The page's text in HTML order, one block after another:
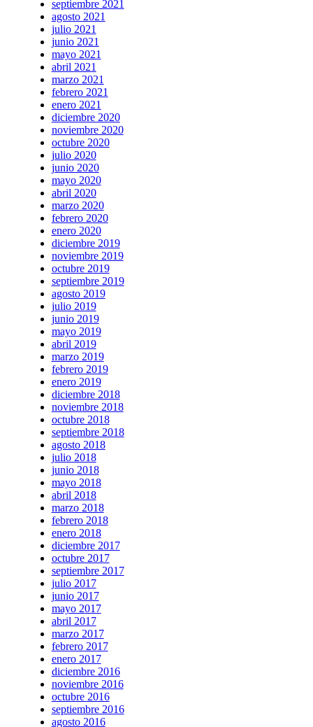
septiembre 2021
agosto 2021
julio 2021
junio 2021
mayo 2021
abril 2021
marzo 2021
febrero 2021
enero 2021
diciembre 2020
noviembre 2020
octubre 2020
julio 2020
junio 2020
mayo 2020
abril 2020
marzo 2020
febrero 2020
enero 2020
diciembre 2019
noviembre 2019
octubre 2019
septiembre 2019
agosto 2019
julio 2019
junio 2019
mayo 2019
abril 2019
marzo 2019
febrero 2019
enero 2019
diciembre 2018
noviembre 2018
octubre 2018
septiembre 2018
agosto 2018
julio 2018
junio 2018
mayo 2018
abril 2018
marzo 2018
febrero 2018
enero 2018
diciembre 2017
octubre 2017
septiembre 2017
julio 2017
junio 2017
mayo 2017
abril 2017
marzo 2017
febrero 2017
enero 2017
diciembre 2016
noviembre 2016
octubre 2016
septiembre 2016
agosto 2016